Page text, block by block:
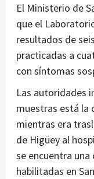
El Ministerio de
que el
resultados de
practicadas a
con síntomas
Las autoridades
muestras está la
mientras era
de Higüey al
se encuentra
habilitadas en